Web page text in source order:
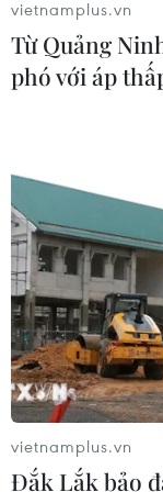
Đưa tranh AI
ngăn chặn để
Sẵn sàng cho
Quốc thành phố
05/08/2026 07:46
Nghệ thuật Xòe
di sản đến phát
vững
05/08/2026 07:40
vietnamplus.vn
Từ Quảng
phó với áp
vietnamplus.vn
Đắk Lắk bảo